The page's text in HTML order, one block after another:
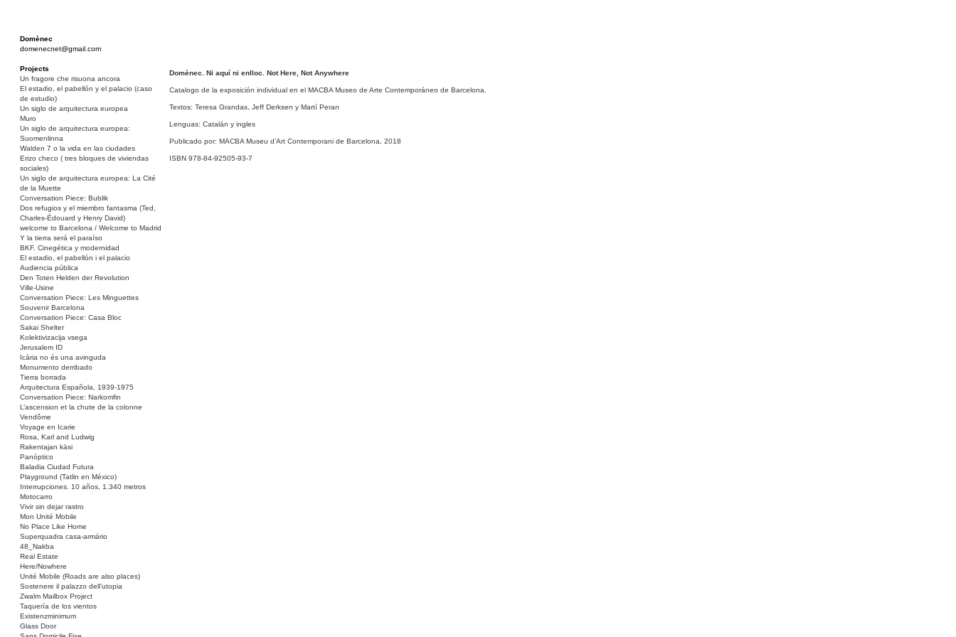
Domènec
domenecnet@gmail.com
Projects
Un fragore che risuona ancora
El estadio, el pabellón y el palacio (caso
de estudio)
Un siglo de arquitectura europea
Muro
Un siglo de arquitectura europea:
Suomenlinna
Walden 7 o la vida en las ciudades
Erizo checo ( tres bloques de viviendas
sociales)
Un siglo de arquitectura europea: La Cité
de la Muette
Conversation Piece: Bublik
Dos refugios y el miembro fantasma (Ted,
Charles-Édouard y Henry David)
welcome to Barcelona / Welcome to Madrid
Y la tierra será el paraíso
BKF. Cinegética y modernidad
El estadio, el pabellón i el palacio
Audiencia pública
Den Toten Helden der Revolution
Ville-Usine
Conversation Piece: Les Minguettes
Souvenir Barcelona
Conversation Piece: Casa Bloc
Sakai Shelter
Kolektivizacija vsega
Jerusalem ID
Icària no és una avinguda
Monumento derribado
Tierra borrada
Arquitectura Española, 1939-1975
Conversation Piece: Narkomfin
L’ascension et la chute de la colonne
Vendôme
Voyage en Icarie
Rosa, Karl and Ludwig
Rakentajan käsi
Panóptico
Baladia Ciudad Futura
Playground (Tatlin en México)
Interrupciones. 10 años, 1.340 metros
Motocarro
Vivir sin dejar rastro
Mon Unité Mobile
No Place Like Home
Superquadra casa-armário
48_Nakba
Real Estate
Here/Nowhere
Unité Mobile (Roads are also places)
Sostenere il palazzo dell’utopia
Zwalm Mailbox Project
Taquería de los vientos
Existenzminimum
Glass Door
Domènec. Ni aquí ni enlloc. Not Here, Not Anywhere
Catalogo de la exposición individual en el MACBA Museo de Arte Contemporáneo de Barcelona.
Textos: Teresa Grandas, Jeff Derksen y Martí Peran
Lenguas: Catalán y ingles
Publicado por: MACBA Museu d’Art Contemporani de Barcelona, 2018
ISBN 978-84-92505-93-7